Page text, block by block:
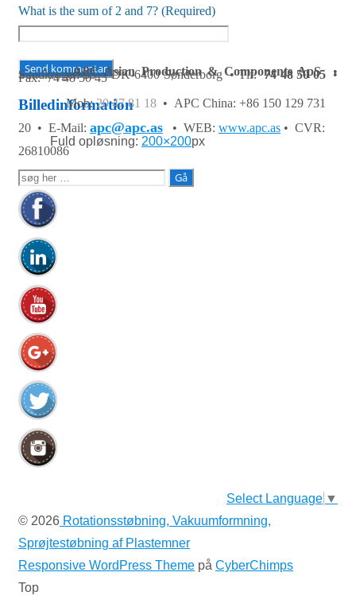
What is the sum of 2 and 7? (Required)
Billedinformation
Fuld opløsning: 200×200px
APC Asian Production & Components ApS•
Sundkrogen 35 • DK-6400 Sønderborg • Tlf:74 48 50 05•
Fax: 74 48 50 45
Mob:20 47 81 18 • APC China: +86 150 129 731
20 • E-Mail: apc@apc.as • WEB: www.apc.as • CVR:
26810086
Søg
efter:
Select Language ▼
© 2026 Rotationsstøbning, Vakuumformning,
Sprøjtestøbning af Plastemner
Responsive WordPress Theme på CyberChimps
Top